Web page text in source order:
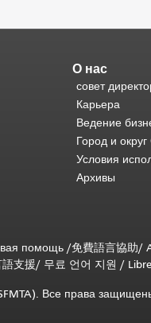
О нас
совет
Карьера
Ведение
Город и
Условия
Архивы
помощь /免費語言協助/
支援/ 무료 언어 지원 /
Все права